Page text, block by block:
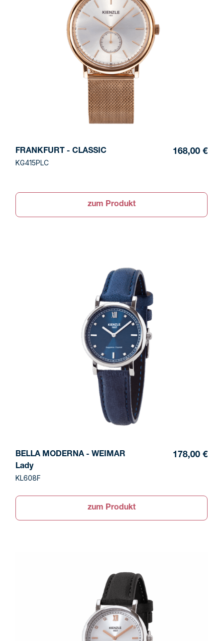
FRANKFURT - CLASSIC
KG415PLC
168,00 €
zum Produkt
BELLA MODERNA - WEIMAR
Lady
KL608F
178,00 €
zum Produkt